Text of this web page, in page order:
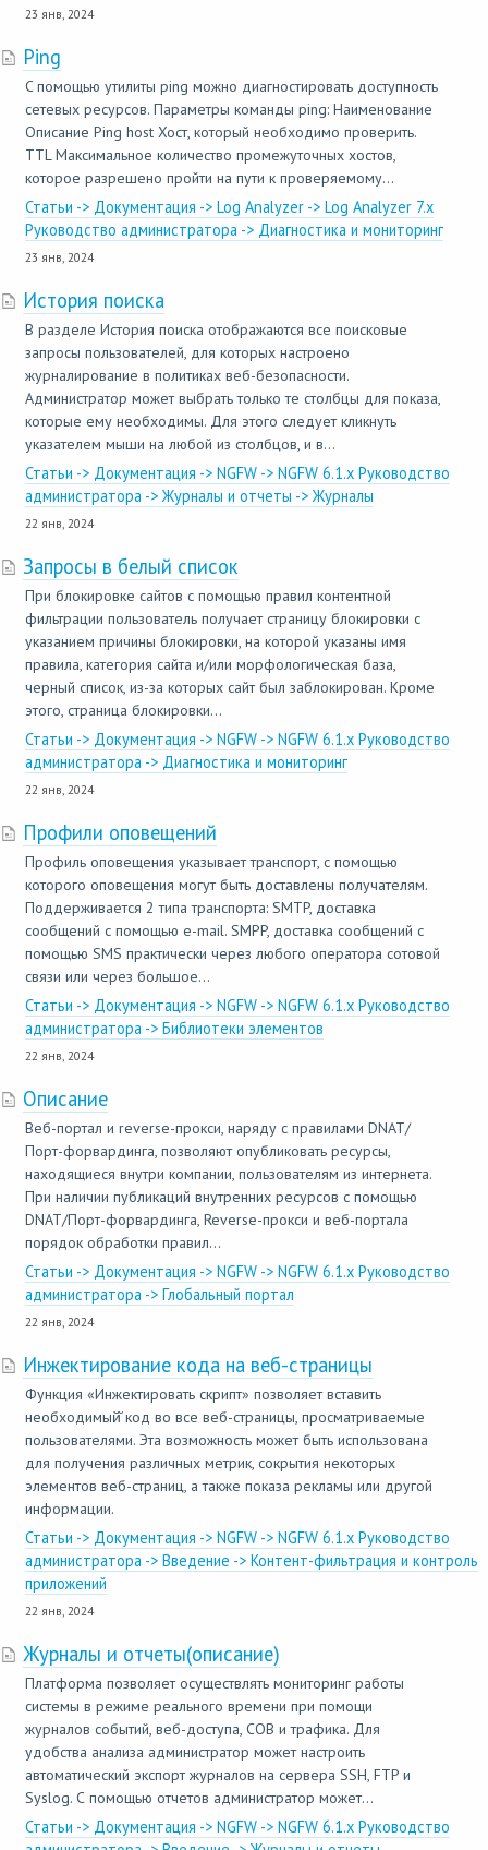
23 янв, 2024
Ping
C помощью утилиты ping можно диагностировать доступность
сетевых ресурсов. Параметры команды ping: Наименование
Описание Ping host Хост, который необходимо проверить.
TTL Максимальное количество промежуточных хостов,
которое разрешено пройти на пути к проверяемому...
Статьи -> Документация -> Log Analyzer -> Log Analyzer 7.x
Руководство администратора -> Диагностика и мониторинг
23 янв, 2024
История поиска
В разделе История поиска отображаются все поисковые
запросы пользователей, для которых настроено
журналирование в политиках веб-безопасности.
Администратор может выбрать только те столбцы для показа,
которые ему необходимы. Для этого следует кликнуть
указателем мыши на любой из столбцов, и в...
Статьи -> Документация -> NGFW -> NGFW 6.1.x Руководство
администратора -> Журналы и отчеты -> Журналы
22 янв, 2024
Запросы в белый список
При блокировке сайтов с помощью правил контентной
фильтрации пользователь получает страницу блокировки с
указанием причины блокировки, на которой указаны имя
правила, категория сайта и/или морфологическая база,
черный список, из-за которых сайт был заблокирован. Кроме
этого, страница блокировки...
Статьи -> Документация -> NGFW -> NGFW 6.1.x Руководство
администратора -> Диагностика и мониторинг
22 янв, 2024
Профили оповещений
Профиль оповещения указывает транспорт, с помощью
которого оповещения могут быть доставлены получателям.
Поддерживается 2 типа транспорта: SMTP, доставка
сообщений с помощью e-mail. SMPP, доставка сообщений с
помощью SMS практически через любого оператора сотовой
связи или через большое...
Статьи -> Документация -> NGFW -> NGFW 6.1.x Руководство
администратора -> Библиотеки элементов
22 янв, 2024
Описание
Веб-портал и reverse-прокси, наряду с правилами DNAT/
Порт-форвардинга, позволяют опубликовать ресурсы,
находящиеся внутри компании, пользователям из интернета.
При наличии публикаций внутренних ресурсов с помощью
DNAT/Порт-форвардинга, Reverse-прокси и веб-портала
порядок обработки правил...
Статьи -> Документация -> NGFW -> NGFW 6.1.x Руководство
администратора -> Глобальный портал
22 янв, 2024
Инжектирование кода на веб-страницы
Функция «Инжектировать скрипт» позволяет вставить
необходимый̆ код во все веб-страницы, просматриваемые
пользователями. Эта возможность может быть использована
для получения различных метрик, сокрытия некоторых
элементов веб-страниц, а также показа рекламы или другой
информации.
Статьи -> Документация -> NGFW -> NGFW 6.1.x Руководство
администратора -> Введение -> Контент-фильтрация и контроль
приложений
22 янв, 2024
Журналы и отчеты(описание)
Платформа позволяет осуществлять мониторинг работы
системы в режиме реального времени при помощи
журналов событий, веб-доступа, СОВ и трафика. Для
удобства анализа администратор может настроить
автоматический экспорт журналов на сервера SSH, FTP и
Syslog. С помощью отчетов администратор может...
Статьи -> Документация -> NGFW -> NGFW 6.1.x Руководство